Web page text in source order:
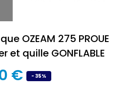
OZEAM 275 PROUE
et quille GONFLABLE
€ - 35%